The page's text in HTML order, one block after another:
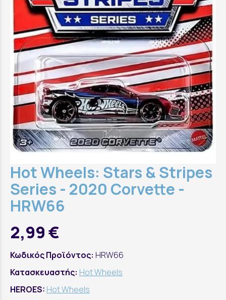
Hot Wheels: Stars & Stripes
Series - 2020 Corvette -
HRW66
2,99 €
Κωδικός Προϊόντος: HRW66
Κατασκευαστής: Hot Wheels
HEROES: Hot Wheels